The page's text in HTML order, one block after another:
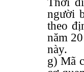
người
theo
năm
này.
g) Mã